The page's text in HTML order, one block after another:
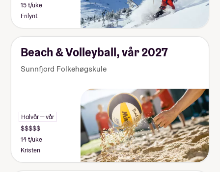
15 t/uke
Frilynt
Beach & Volleyball, vår 2027
Sunnfjord Folkehøgskule
Halvår — vår
14 t/uke
Kristen